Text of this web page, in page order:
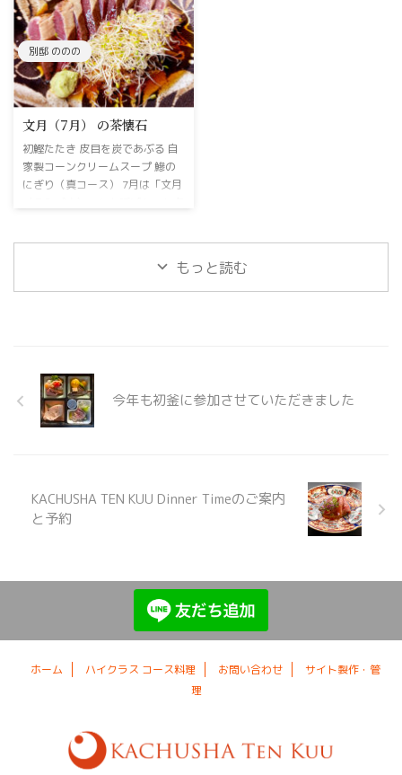
あってこの頃になると土用の丑の
日〝うなぎ〟を食べるんですね。
72侯でいうと〝桐始結花 (きりは
じめてはなをむすぶ)〟です。桐
の実がなりだして、風に乗って飛
んで行く。そんな季節です。懐石
料理は野菜や旬の魚が主の料理な
のでとても季節の移ろいを重んじ
ます。冬瓜・なすび・ソーメン瓜
など夏野菜もう最後かな〝自家製
コーンスープ〟あります。美味し
い〝オリーブ牛〟も用意してお ...
にも若いカップルやご夫婦に多く
...
別邸 ののの
文月（7月） の茶懐石
初鰹たたき 皮目を炭であぶる 自
家製コーンクリームスープ 鰺の
にぎり（真コース） 7月は「文月
外の暑さをふっと忘れるような、
涼やかで心地よいひとときをお届
なのか。ここは非日常への入り口
です。初（はつ）初めての方や興
味がある方へのコースをご用意し
もっと読む
今年も初釜に参加させていただきました
KACHUSHA TEN KUU Dinner Timeのご案内
と予約
ホーム ハイクラス コース料理 お問い合わせ
サイト製作・管
理